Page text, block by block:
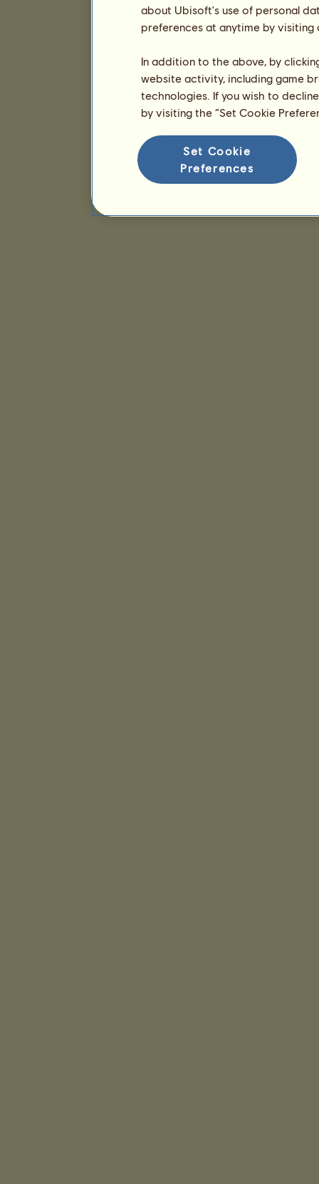
about Ubisoft's use of personal
preferences at anytime by
In addition to the above, by
website activity, including game
technologies. If you wish to
by visiting the “Set Cookie
Set Cookie
Preferences